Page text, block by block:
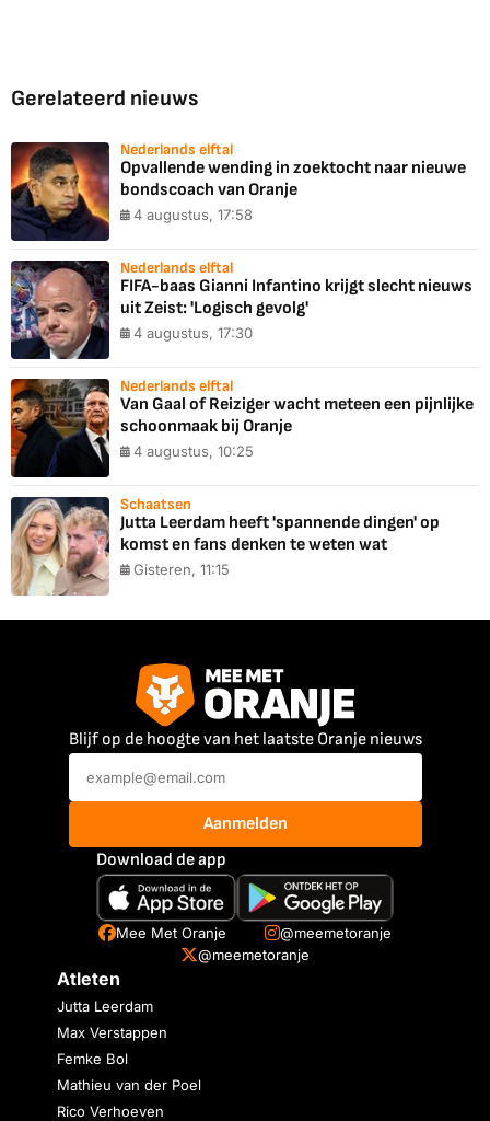
Gerelateerd nieuws
Nederlands elftal
Opvallende wending in zoektocht naar nieuwe
bondscoach van Oranje
4 augustus, 17:58
Nederlands elftal
FIFA-baas Gianni Infantino krijgt slecht nieuws
uit Zeist: 'Logisch gevolg'
4 augustus, 17:30
Nederlands elftal
Van Gaal of Reiziger wacht meteen een pijnlijke
schoonmaak bij Oranje
4 augustus, 10:25
Schaatsen
Jutta Leerdam heeft 'spannende dingen' op
komst en fans denken te weten wat
Gisteren, 11:15
Blijf op de hoogte van het laatste Oranje nieuws
Aanmelden
Download de app
Mee Met Oranje
@meemetoranje
@meemetoranje
Atleten
Jutta Leerdam
Max Verstappen
Femke Bol
Mathieu van der Poel
Rico Verhoeven